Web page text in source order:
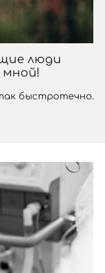
люди
мной!
быстротечно.